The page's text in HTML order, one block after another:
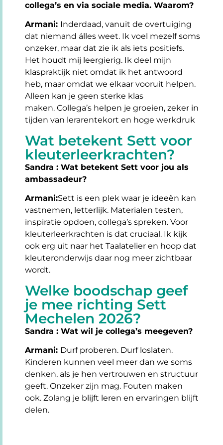
collega’s en via sociale media. Waarom?
Armani: Inderdaad, vanuit de overtuiging
dat niemand álles weet. Ik voel mezelf soms
onzeker, maar dat zie ik als iets positiefs.
Het houdt mij leergierig. Ik deel mijn
klaspraktijk niet omdat ik het antwoord
heb, maar omdat we elkaar vooruit helpen.
Alleen kan je geen sterke klas
maken. Collega’s helpen je groeien, zeker in
tijden van lerarentekort en hoge werkdruk
Wat betekent Sett voor
kleuterleerkrachten?
Sandra : Wat betekent Sett voor jou als
ambassadeur?
Armani:Sett is een plek waar je ideeën kan
vastnemen, letterlijk. Materialen testen,
inspiratie opdoen, collega’s spreken. Voor
kleuterleerkrachten is dat cruciaal. Ik kijk
ook erg uit naar het Taalatelier en hoop dat
kleuteronderwijs daar nog meer zichtbaar
wordt.
Welke boodschap geef
je mee richting Sett
Mechelen 2026?
Sandra : Wat wil je collega’s meegeven?
Armani: Durf proberen. Durf loslaten.
Kinderen kunnen veel meer dan we soms
denken, als je hen vertrouwen en structuur
geeft. Onzeker zijn mag. Fouten maken
ook. Zolang je blijft leren en ervaringen blijft
delen.